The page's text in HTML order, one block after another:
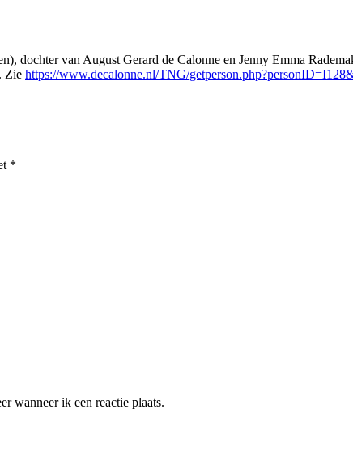
dochter van August Gerard de Calonne en Jenny Emma
Zie https://www.decalonne.nl/TNG/
*
wanneer ik een reactie plaats.